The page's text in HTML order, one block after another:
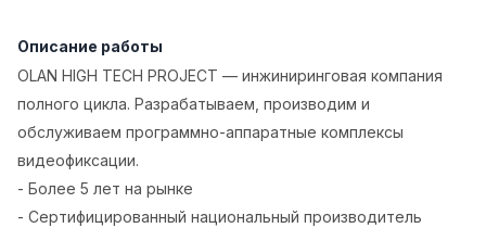
2,600,000 - 5,000,000 sum
LES AILES
Full time job
Ish joyidan
Фармацевт
3,000,000 - 10,000,000 sum
NAVBAHOR APTEKA
Full time job
Ish joyidan
Описание работы
OLAN HIGH TECH PROJECT — инжиниринговая компания
полного цикла. Разрабатываем, производим и
обслуживаем программно-аппаратные комплексы
видеофиксации.
- Более 5 лет на рынке
- Сертифицированный национальный производитель